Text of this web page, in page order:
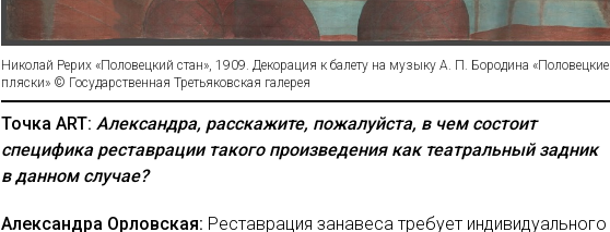
Николай Рерих «Половецкий стан», 1909. Декорация к балету на музыку А. П. Бородина «Половецкие
пляски» © Государственная Третьяковская галерея
Точка ART: Александра, расскажите, пожалуйста, в чем состоит
специфика реставрации такого произведения как театральный задник
в данном случае?
Александра Орловская: Реставрация занавеса требует индивидуального